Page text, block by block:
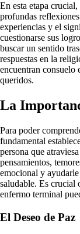
En esta etapa
profundas
experiencias y el
cuestionarse sus
buscar un sentido
respuestas en la
encuentran consuelo
queridos.
La
Para poder
fundamental
persona que
pensamientos,
emocional y
saludable. Es crucial
enfermo terminal
El Deseo de Paz